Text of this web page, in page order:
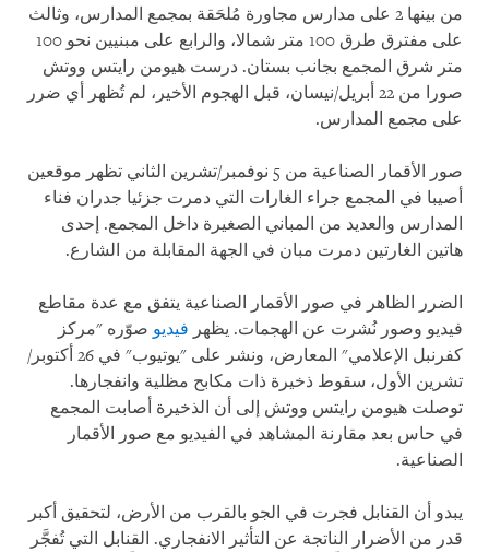
من بينها 2 على مدارس مجاورة مُلحَقة بمجمع المدارس، وثالث
على مفترق طرق 100 متر شمالا، والرابع على مبنيين نحو 100
متر شرق المجمع بجانب بستان. درست هيومن رايتس ووتش
صورا من 22 أبريل/نيسان، قبل الهجوم الأخير، لم تُظهر أي ضرر
على مجمع المدارس.
صور الأقمار الصناعية من 5 نوفمبر/تشرين الثاني تظهر موقعين
أصيبا في المجمع جراء الغارات التي دمرت جزئيا جدران فناء
المدارس والعديد من المباني الصغيرة داخل المجمع. إحدى
هاتين الغارتين دمرت مبان في الجهة المقابلة من الشارع.
الضرر الظاهر في صور الأقمار الصناعية يتفق مع عدة مقاطع
فيديو وصور نُشرت عن الهجمات. يظهر فيديو صوّره "مركز
كفرنبل الإعلامي" المعارض، ونشر على "يوتيوب" في 26 أكتوبر/
تشرين الأول، سقوط ذخيرة ذات مكابح مظلية وانفجارها.
توصلت هيومن رايتس ووتش إلى أن الذخيرة أصابت المجمع
في حاس بعد مقارنة المشاهد في الفيديو مع صور الأقمار
الصناعية.
يبدو أن القنابل فجرت في الجو بالقرب من الأرض، لتحقيق أكبر
قدر من الأضرار الناتجة عن التأثير الانفجاري. القنابل التي تُفجَّر